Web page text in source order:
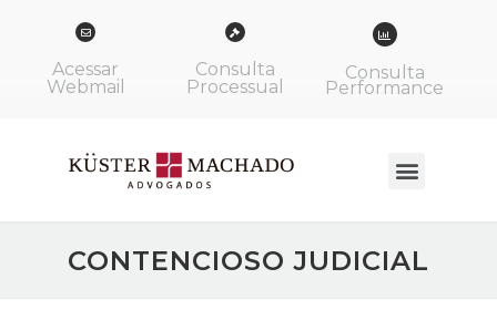
Acessar
Webmail
Consulta
Processual
Consulta
Performance
CONTENCIOSO JUDICIAL